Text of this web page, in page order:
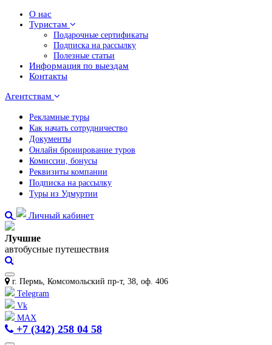
О нас
Туристам
Подарочные сертификаты
Подписка на рассылку
Полезные статьи
Информация по выездам
Контакты
Агентствам
Рекламные туры
Как начать сотрудничество
Документы
Онлайн бронирование туров
Комиссии, бонусы
Реквизиты компании
Подписка на рассылку
Туры из Удмуртии
Личный кабинет
Лучшие
автобусные путешествия
г. Пермь, Комсомольский пр-т, 38, оф. 406
Telegram
Vk
MAX
+7 (342) 258 04 58